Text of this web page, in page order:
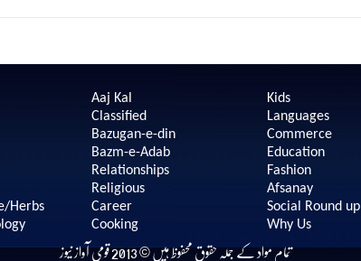
Herbs
Aaj Kal
Classified
Bazugan-e-din
Bazm-e-Adab
Relationships
Religious
Career
Cooking
Kids
Languages
Commerce
Education
Fashion
Afsanay
Social Round up
Why Us
تمام مواد کے جملہ حقوق محفوظ ہیں © 2013 قومی آواز نیوز